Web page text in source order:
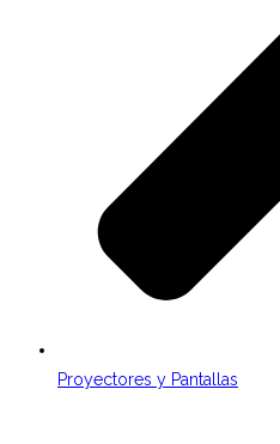
Proyectores y Pantallas